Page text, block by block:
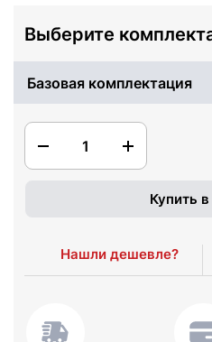
Выберите
Базовая комплектация
1
Купить
Нашли дешевле?